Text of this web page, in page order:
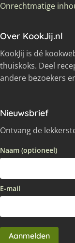
Onrechtmatige
Over KookJij.nl
KookJij is dé
thuiskoks. Deel
andere bezoekers
Nieuwsbrief
Ontvang de
Naam (optioneel)
E-mail
Aanmelden